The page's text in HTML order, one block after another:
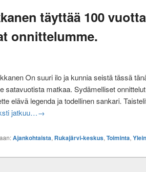
täyttää 100
onnittelumme.
On suuri ilo ja kunnia seistä tässä
satavuotista matkaa. Sydämelliset
elävä legenda ja todellinen sankari.
jatkuu…Apel Tikkanen täyttää 100 vuotta
→
Ajankohtaista, Rukajärvi-keskus, Toiminta,